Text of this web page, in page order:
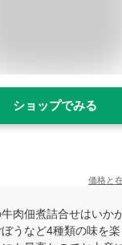
ショップでみる
価格と
肉佃煮詰合せはいか
うなど4種類の味を